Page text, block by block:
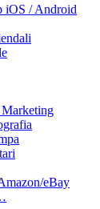
iOS / Android
eBay